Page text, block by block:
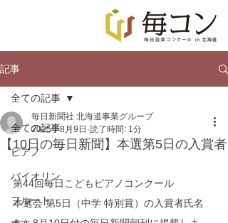
記事
全ての記事
ピアノ
バイオリン
フルート
全ての記事
【10日の毎日新聞】本選第5日の入賞者
毎日新聞社 北海道事業グループ
2025年8月9日 読了時間: 1分
第44回毎日こどもピアノコンクール
本選会 第5日（中学 特別賞）の入賞者氏名